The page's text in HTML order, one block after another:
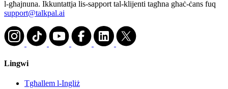
l-għajnuna. Ikkuntattja lis-sapport tal-klijenti tagħna ghaċ-ċans fuq
support@talkpal.ai
Lingwi
Tgħallem l-Ingliż